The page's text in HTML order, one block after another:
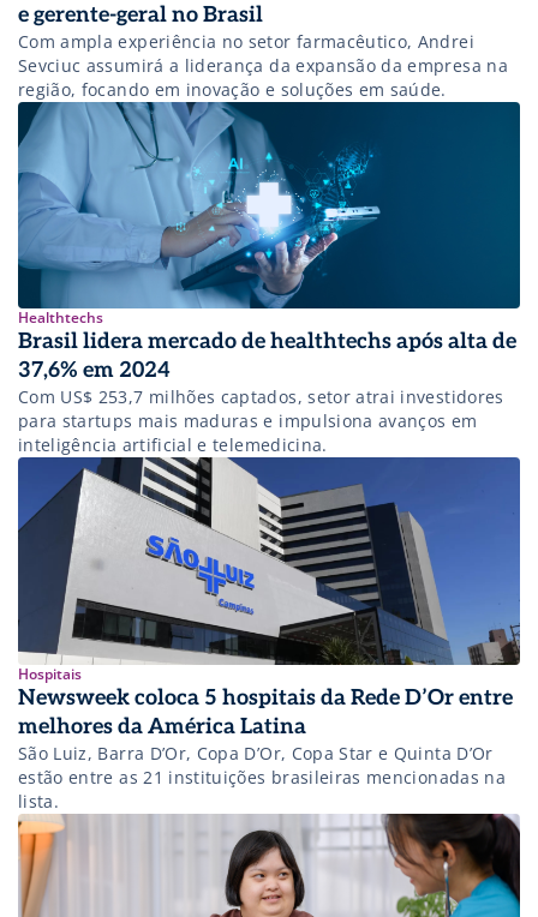
e gerente-geral no Brasil
Com ampla experiência no setor farmacêutico, Andrei
Sevciuc assumirá a liderança da expansão da empresa na
região, focando em inovação e soluções em saúde.
Healthtechs
Brasil lidera mercado de healthtechs após alta de
37,6% em 2024
Com US$ 253,7 milhões captados, setor atrai investidores
para startups mais maduras e impulsiona avanços em
inteligência artificial e telemedicina.
Hospitais
Newsweek coloca 5 hospitais da Rede D’Or entre
melhores da América Latina
São Luiz, Barra D’Or, Copa D’Or, Copa Star e Quinta D’Or
estão entre as 21 instituições brasileiras mencionadas na
lista.